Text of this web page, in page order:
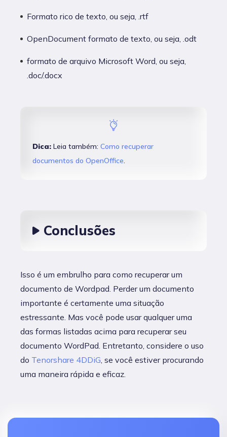
Formato rico de texto, ou seja, .rtf
OpenDocument formato de texto, ou seja, .odt
formato de arquivo Microsoft Word, ou seja,
.doc/.docx
Dica: Leia também: Como recuperar
documentos do OpenOffice.
Conclusões
Isso é um embrulho para como recuperar um
documento de Wordpad. Perder um documento
importante é certamente uma situação
estressante. Mas você pode usar qualquer uma
das formas listadas acima para recuperar seu
documento WordPad. Entretanto, considere o uso
do Tenorshare 4DDiG, se você estiver procurando
uma maneira rápida e eficaz.